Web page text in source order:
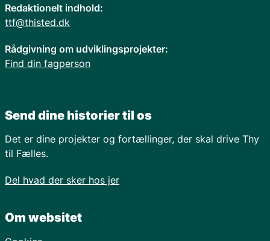
Redaktionelt indhold:
ttf@thisted.dk
Rådgivning om udviklingsprojekter:
Find din fagperson
Send dine historier til os
Det er dine projekter og fortællinger, der skal drive Thy
til Fælles.
Del hvad der sker hos jer
Om websitet